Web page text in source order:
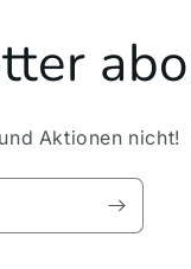
Aktionen nicht!